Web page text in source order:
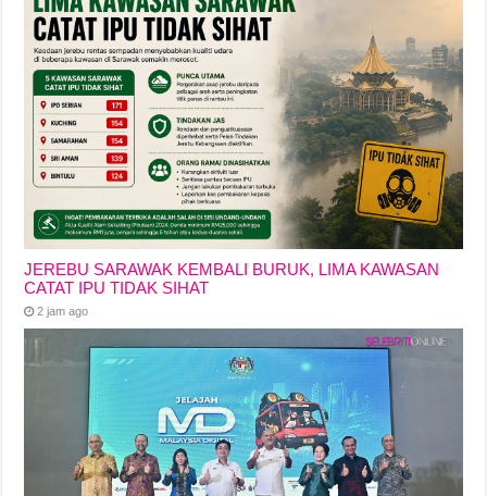
JEREBU SARAWAK KEMBALI BURUK, LIMA KAWASAN
CATAT IPU TIDAK SIHAT
2 jam ago